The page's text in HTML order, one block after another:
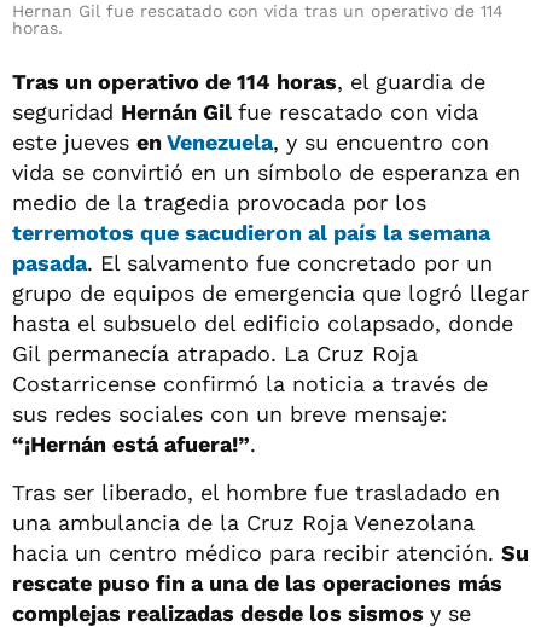
Hernan Gil fue rescatado con vida tras un operativo de 114
horas.
Tras un operativo de 114 horas, el guardia de
seguridad Hernán Gil fue rescatado con vida
este jueves enVenezuela, y su encuentro con
vida se convirtió en un símbolo de esperanza en
medio de la tragedia provocada por los
terremotos que sacudieron al país la semana
pasada. El salvamento fue concretado por un
grupo de equipos de emergencia que logró llegar
hasta el subsuelo del edificio colapsado, donde
Gil permanecía atrapado. La Cruz Roja
Costarricense confirmó la noticia a través de
sus redes sociales con un breve mensaje:
“¡Hernán está afuera!”.
Tras ser liberado, el hombre fue trasladado en
una ambulancia de la Cruz Roja Venezolana
hacia un centro médico para recibir atención. Su
rescate puso fin a una de las operaciones más
complejas realizadas desde los sismos y se